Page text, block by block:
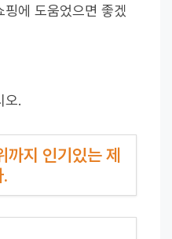
에 도움었으면 좋겠
오.
지 인기있는 제